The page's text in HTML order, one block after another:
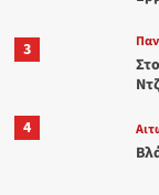
3
4